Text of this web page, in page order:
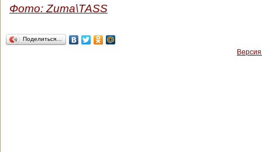
Фото: Zuma\TASS
Поделиться…